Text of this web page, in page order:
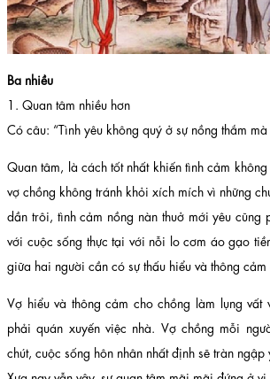
Ba nhiều
1. Quan tâm nhiều hơn
Có câu: “Tình yêu không quý ở sự nồng thắm
Quan tâm, là cách tốt nhất khiến tình cảm
vợ chồng không tránh khỏi xích mích vì những
dần trôi, tình cảm nồng nàn thuở mới yêu cũng
với cuộc sống thực tại với nỗi lo cơm áo gạo
giữa hai người cần có sự thấu hiểu và thông cảm
Vợ hiểu và thông cảm cho chồng làm lụng vất
phải quán xuyến việc nhà. Vợ chồng mỗi
chút, cuộc sống hôn nhân nhất định sẽ tràn ngập